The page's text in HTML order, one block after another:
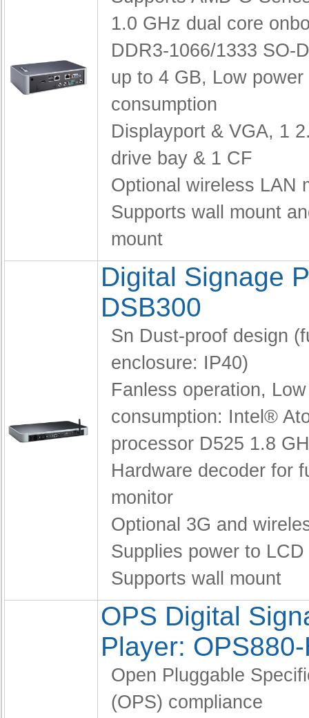
1.0 GHz dual core
DDR3-1066/1333 SO-
up to 4 GB, Low power
consumption
Displayport & VGA, 1
drive bay & 1 CF
Optional wireless LAN
Supports wall mount
mount
Digital Signage
DSB300
Sn Dust-proof design
enclosure: IP40)
Fanless operation,
consumption: Intel®
processor D525 1.8
Hardware decoder for
monitor
Optional 3G and
Supplies power to LCD
Supports wall mount
OPS Digital
Player:
Open Pluggable
(OPS) compliance